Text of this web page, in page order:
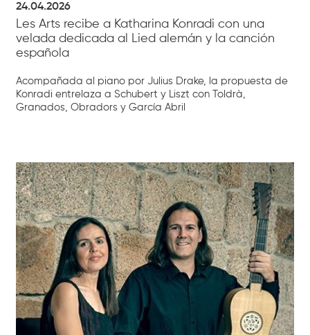
24.04.2026
Les Arts recibe a Katharina Konradi con una
velada dedicada al Lied alemán y la canción
española
Acompañada al piano por Julius Drake, la propuesta de
Konradi entrelaza a Schubert y Liszt con Toldrà,
Granados, Obradors y García Abril